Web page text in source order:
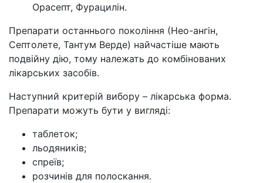
Орасепт, Фурацилін.
Препарати останнього покоління (Нео-ангін,
Септолете, Тантум Верде) найчастіше мають
подвійну дію, тому належать до комбінованих
лікарських засобів.
Наступний критерій вибору – лікарська форма.
Препарати можуть бути у вигляді:
таблеток;
льодяників;
спреїв;
розчинів для полоскання.